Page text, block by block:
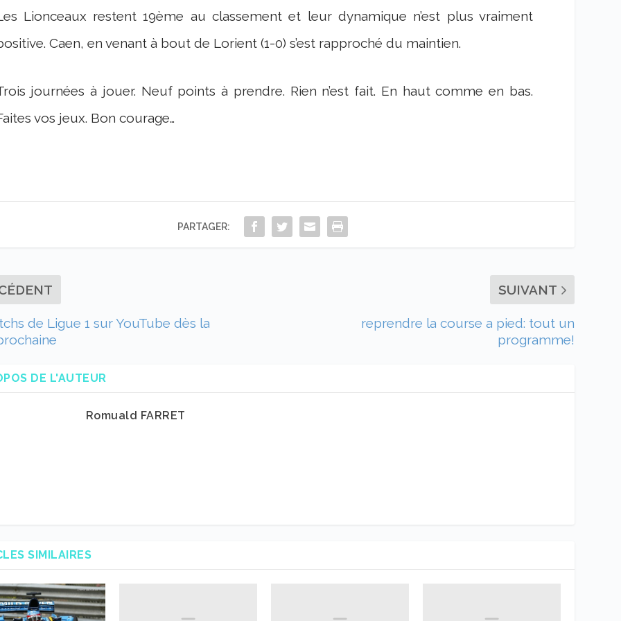
Lionceaux restent 19ème au classement et leur dynamique n’est plus vraiment
Caen, en venant à bout de Lorient (1-0) s’est rapproché du maintien.
journées à jouer. Neuf points à prendre. Rien n’est fait. En haut comme en bas.
vos jeux. Bon courage…
PARTAGER:
de Ligue 1 sur YouTube dès la
SUIVANT
reprendre la course a pied: tout un
programme!
DE L'AUTEUR
Romuald FARRET
SIMILAIRES